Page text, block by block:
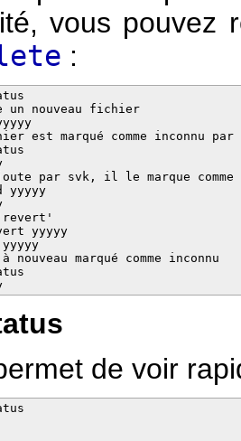
vous
:
un nouveau fichier
est marqué comme inconnu par
par svk, il le marque comme
yyyyy
yyyyy
yyyyy
nouveau marqué comme inconnu
de voir